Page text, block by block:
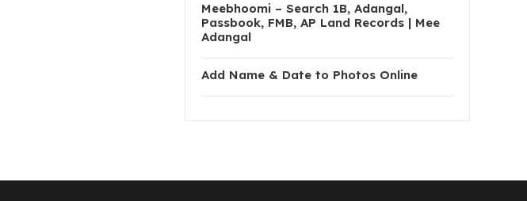
Meebhoomi – Search 1B, Adangal,
Passbook, FMB, AP Land Records | Mee
Adangal
Add Name & Date to Photos Online